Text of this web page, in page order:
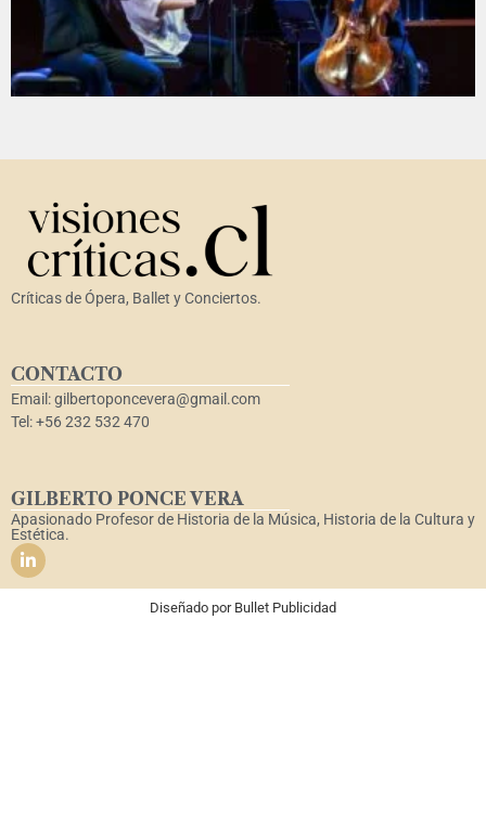
Críticas de Ópera, Ballet y Conciertos.
CONTACTO
Email: gilbertoponcevera@gmail.com
Tel: +56 232 532 470
GILBERTO PONCE VERA
Apasionado Profesor de Historia de la Música, Historia de la Cultura y
Estética.
Diseñado por Bullet Publicidad